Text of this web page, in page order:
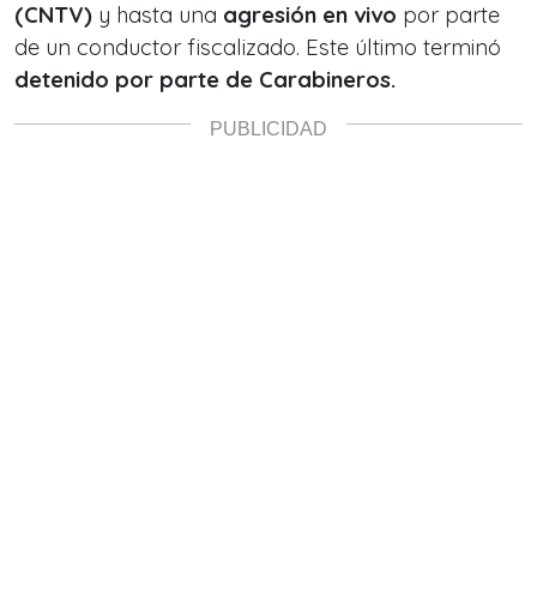
(CNTV) y hasta una agresión en vivo por parte
de un conductor fiscalizado. Este último terminó
detenido por parte de Carabineros.